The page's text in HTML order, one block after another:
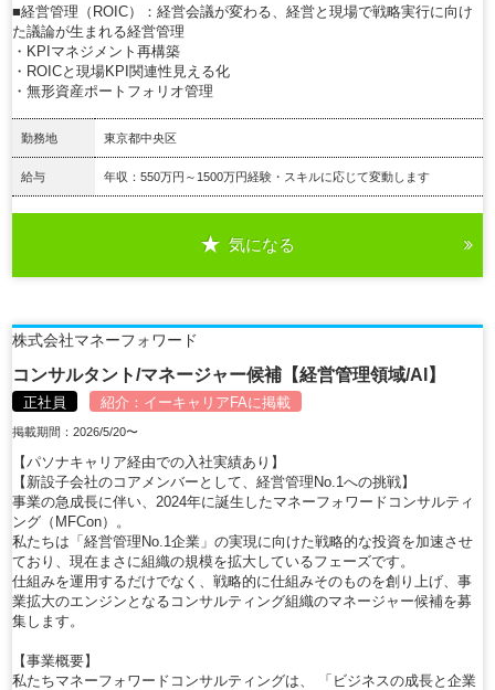
■経営管理（ROIC）：経営会議が変わる、経営と現場で戦略実行に向け
た議論が生まれる経営管理
・KPIマネジメント再構築
・ROICと現場KPI関連性見える化
・無形資産ポートフォリオ管理
勤務地 東京都中央区
給与 年収：550万円～1500万円経験・スキルに応じて変動します
気になる
株式会社マネーフォワード
コンサルタント/マネージャー候補【経営管理領域/AI】
正社員 紹介： イーキャリアFAに掲載
掲載期間：2026/5/20〜
【パソナキャリア経由での入社実績あり】
【新設子会社のコアメンバーとして、経営管理No.1への挑戦】
事業の急成長に伴い、2024年に誕生したマネーフォワードコンサルティ
ング（MFCon）。
私たちは「経営管理No.1企業」の実現に向けた戦略的な投資を加速させ
ており、現在まさに組織の規模を拡大しているフェーズです。
仕組みを運用するだけでなく、戦略的に仕組みそのものを創り上げ、事
業拡大のエンジンとなるコンサルティング組織のマネージャー候補を募
集します。
【事業概要】
私たちマネーフォワードコンサルティングは、 「ビジネスの成長と企業